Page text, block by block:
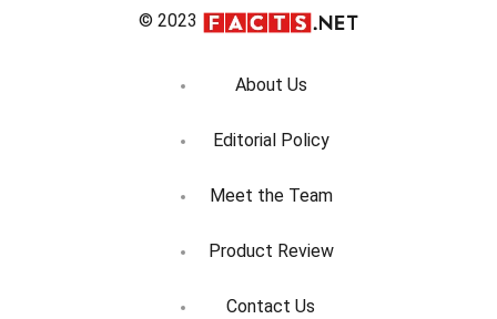
© 2023
About Us
Editorial Policy
Meet the Team
Product Review
Contact Us